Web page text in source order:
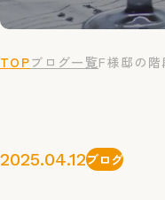
TOPブログ一覧F様邸の
2025.04.12ブログ